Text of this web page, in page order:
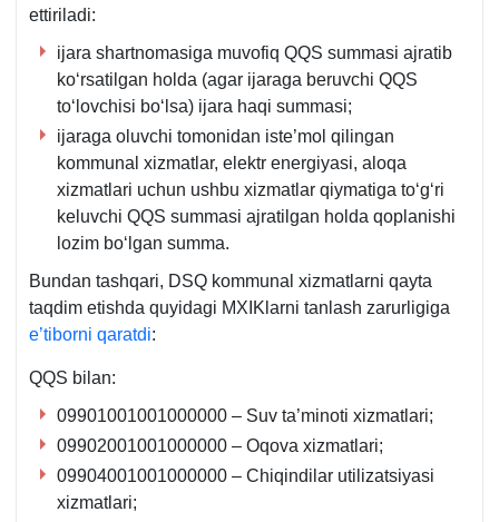
ettiriladi:
ijara shartnomasiga muvofiq QQS summasi ajratib
koʻrsatilgan holda (agar ijaraga beruvchi QQS
toʻlovchisi boʻlsa) ijara haqi summasi;
ijaraga oluvchi tomonidan iste’mol qilingan
kommunal хizmatlar, elektr energiyasi, aloqa
хizmatlari uchun ushbu хizmatlar qiymatiga toʻgʻri
keluvchi QQS summasi ajratilgan holda qoplanishi
lozim boʻlgan summa.
Bundan tashqari, DSQ kommunal хizmatlarni qayta
taqdim etishda quyidagi MXIKlarni tanlash zarurligiga
e’tiborni qaratdi:
QQS bilan:
09901001001000000 – Suv ta’minoti хizmatlari;
09902001001000000 – Oqova хizmatlari;
09904001001000000 – Chiqindilar utilizatsiyasi
хizmatlari;